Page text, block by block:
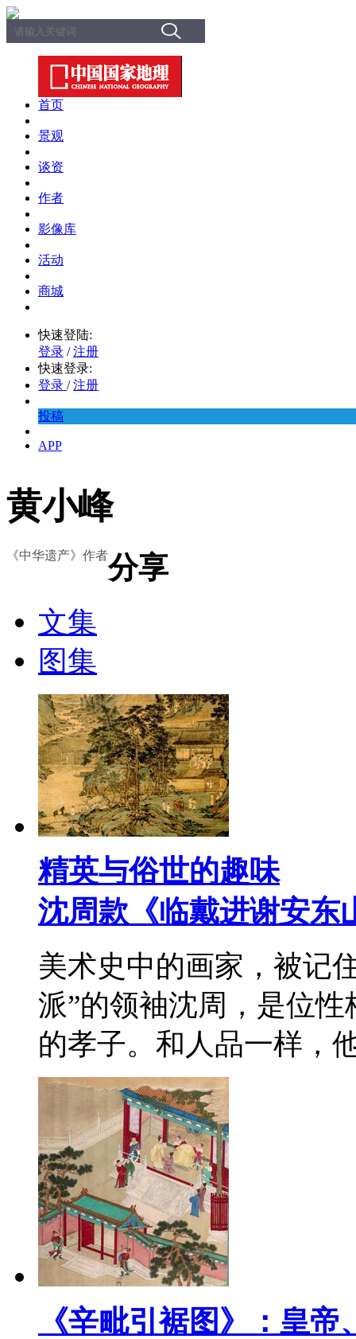
首页
景观
谈资
作者
影像库
活动
商城
快速登陆:
登录 / 注册
快速登录:
登录 / 注册
投稿
APP
黄小峰
《中华遗产》作者分享
文集
图集
精英与俗世的趣味
沈周款《临戴进谢安东
美术史中的画家，被记
派”的领袖沈周，是位
的孝子。和人品一样
《辛毗引裾图》：皇